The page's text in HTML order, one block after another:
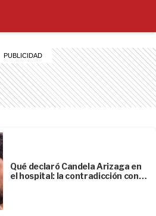
Qué declaró Candela Arizaga en
el hospital: la contradicción con…